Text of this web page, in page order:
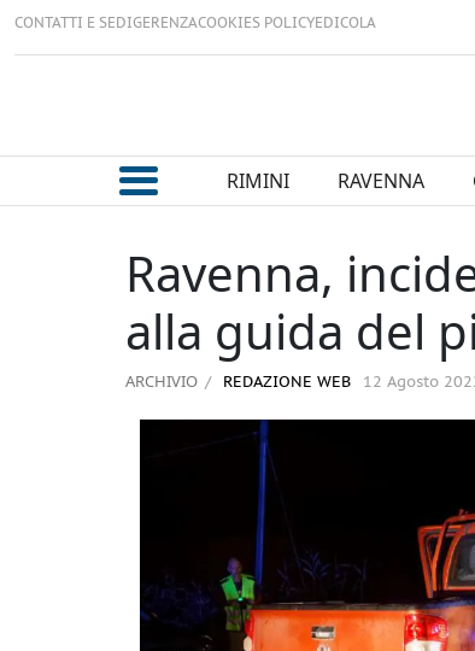
CONTATTI E SEDIGERENZACOOKIES POLICYEDICOLA
RIMINI RAVENNA
Ravenna,
alla guida del
ARCHIVIO REDAZIONE WEB 12 Agosto